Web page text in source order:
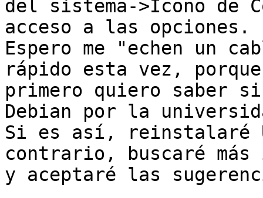
del sistema->Icono de
acceso a las opciones.
Espero me "echen un
rápido esta vez, porque
primero quiero saber
Debian por la
Si es así, reinstalaré
contrario, buscaré más
y aceptaré las